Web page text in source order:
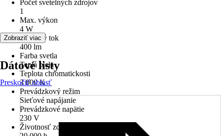
Počet svetelných zdrojov
1
Max. výkon
4 W
Svetelný tok
400 lm
Farba svetla
Teplá biela
Teplota chromatickosti
3 000 K
Prevádzkový režim
Sieťové napájanie
Prevádzkové napätie
230 V
Životnosť zdroja
Zobraziť viac
Dátové listy
Preskočiť oblasť